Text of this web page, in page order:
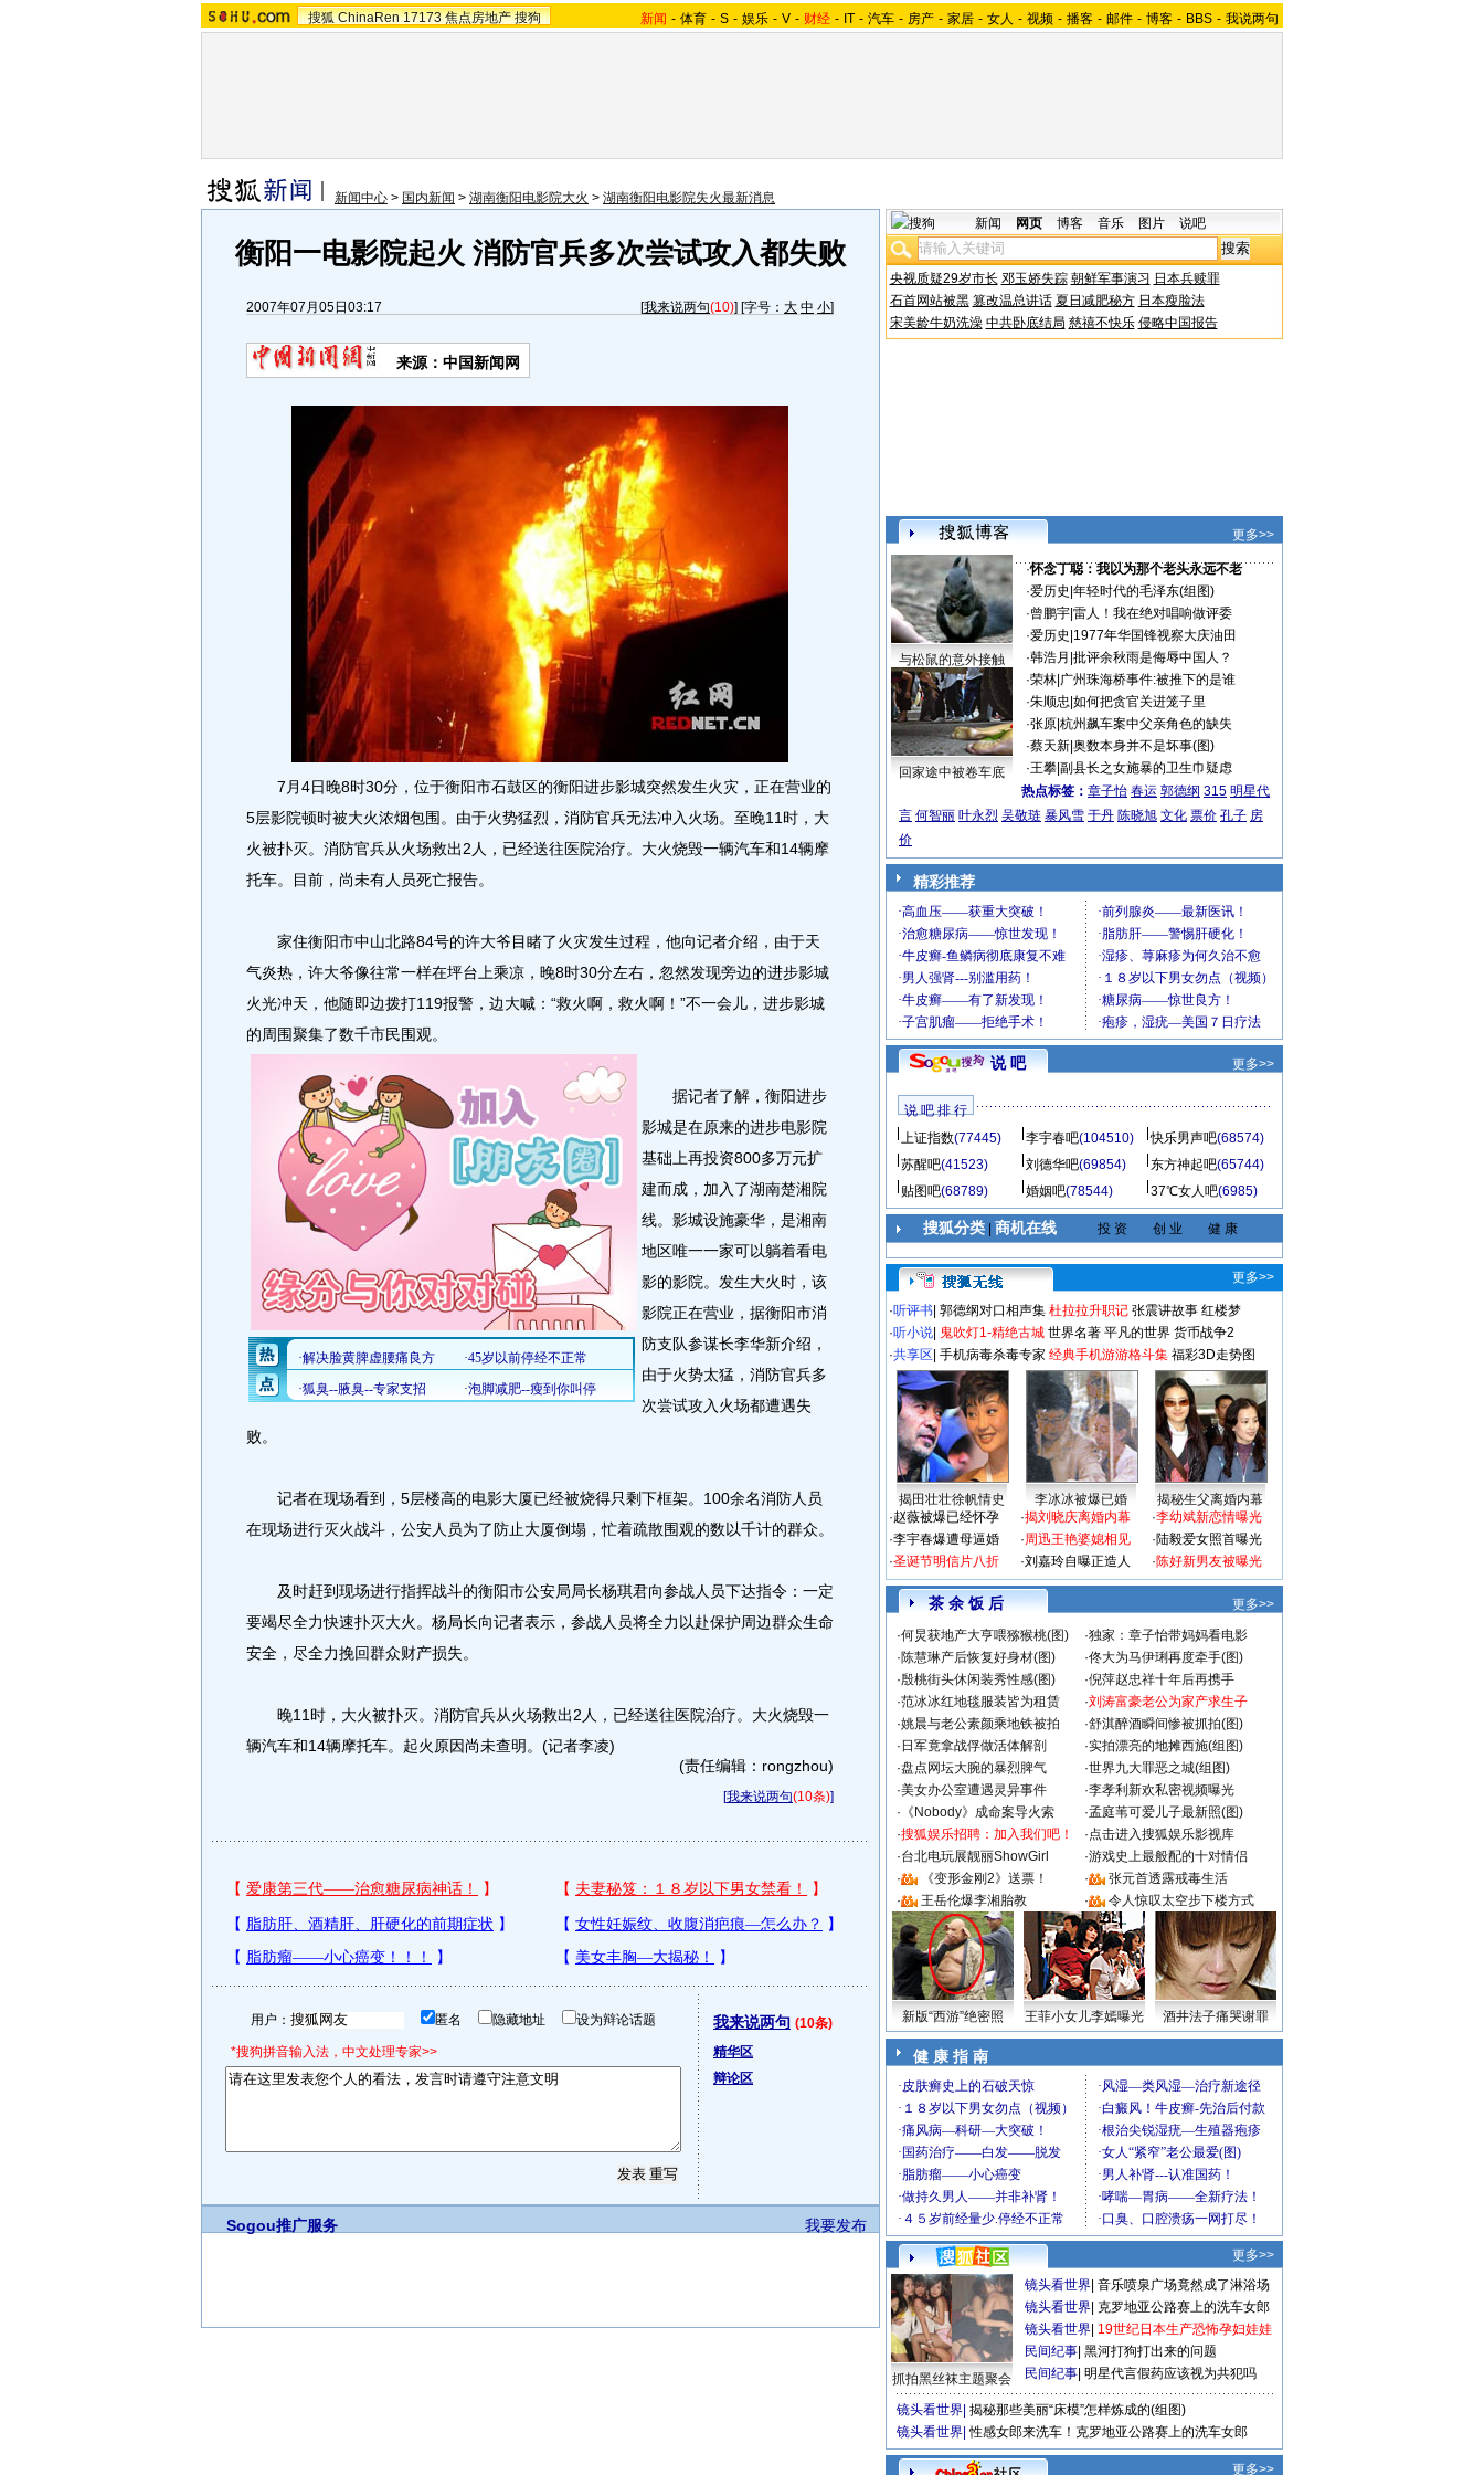
搜狐 ChinaRen 17173 焦点房地产 搜狗 新闻 - 体育 - S - 娱乐 - V - 财经 - IT - 汽车 - 房产 - 家居 - 女人 - 视频 - 播客 - 邮件 - 博客 - BBS - 我说两句
新闻中心 > 国内新闻 > 湖南衡阳电影院大火 > 湖南衡阳电影院失火最新消息
衡阳一电影院起火 消防官兵多次尝试攻入都失败
2007年07月05日03:17 [我来说两句(10)] [字号： 大 中 小]
来源：中国新闻网
7月4日晚8时30分，位于衡阳市石鼓区的衡阳进步影城突然发生火灾，正在营业的
5层影院顿时被大火浓烟包围。由于火势猛烈，消防官兵无法冲入火场。至晚11时，大
火被扑灭。消防官兵从火场救出2人，已经送往医院治疗。大火烧毁一辆汽车和14辆摩
托车。目前，尚未有人员死亡报告。
家住衡阳市中山北路84号的许大爷目睹了火灾发生过程，他向记者介绍，由于天
气炎热，许大爷像往常一样在坪台上乘凉，晚8时30分左右，忽然发现旁边的进步影城
火光冲天，他随即边拨打119报警，边大喊：“救火啊，救火啊！”不一会儿，进步影城
的周围聚集了数千市民围观。
据记者了解，衡阳进步
影城是在原来的进步电影院
基础上再投资800多万元扩
建而成，加入了湖南楚湘院
线。影城设施豪华，是湘南
地区唯一一家可以躺着看电
影的影院。发生大火时，该
影院正在营业，据衡阳市消
防支队参谋长李华新介绍，
由于火势太猛，消防官兵多
次尝试攻入火场都遭遇失
败。
记者在现场看到，5层楼高的电影大厦已经被烧得只剩下框架。100余名消防人员
在现场进行灭火战斗，公安人员为了防止大厦倒塌，忙着疏散围观的数以千计的群众。
及时赶到现场进行指挥战斗的衡阳市公安局局长杨琪君向参战人员下达指令：一定
要竭尽全力快速扑灭大火。杨局长向记者表示，参战人员将全力以赴保护周边群众生命
安全，尽全力挽回群众财产损失。
晚11时，大火被扑灭。消防官兵从火场救出2人，已经送往医院治疗。大火烧毁一
辆汽车和14辆摩托车。起火原因尚未查明。(记者李凌)
(责任编辑：rongzhou)
[我来说两句(10条)]
用户： 匿名 隐藏地址 设为辩论话题
*搜狗拼音输入法，中文处理专家>>
我来说两句 (10条)
精华区
辩论区
我要发布
Sogou推广服务
新闻 网页 博客 音乐 图片 说吧
央视质疑29岁市长 邓玉娇失踪 朝鲜军事演习 日本兵赎罪
石首网站被黑 篡改温总讲话 夏日减肥秘方 日本瘦脸法
宋美龄牛奶洗澡 中共卧底结局 慈禧不快乐 侵略中国报告
更多>>
与松鼠的意外接触
回家途中被卷车底
·怀念丁聪：我以为那个老头永远不老
·爱历史 年轻时代的毛泽东(组图)
·曾鹏宇| 雷人！我在绝对唱响做评委
·爱历史 1977年华国锋视察大庆油田
·韩浩月 批评余秋雨是侮辱中国人？
·荣林| 广州珠海桥事件:被推下的是谁
·朱顺忠 如何把贪官关进笼子里
·张原| 杭州飙车案中父亲角色的缺失
·蔡天新| 奥数本身并不是坏事(图)
·王攀| 副县长之女施暴的卫生巾疑虑
热点标签： 章子怡 春运 郭德纲 315 明星代
言 何智丽 叶永烈 吴敬琏 暴风雪 于丹 陈晓旭 文化 票价 孔子 房
价
精彩推荐
说 吧 更多>>
说 吧 排 行
上证指数(77445) 李宇春吧(104510) 快乐男声吧(68574)
苏醒吧(41523) 刘德华吧(69854) 东方神起吧(65744)
贴图吧(68789) 婚姻吧(78544) 37℃女人吧(6985)
搜狐分类| 商机在线 投 资 创 业 健 康
更多>>
·听评书 郭德纲对口相声集 杜拉拉升职记 张震讲故事 红楼梦
·听小说 鬼吹灯1-精绝古城 世界名著 平凡的世界 货币战争2
·共享区 手机病毒杀毒专家 经典手机游游格斗集 福彩3D走势图
揭田壮壮徐帆情史 李冰冰被爆已婚
揭秘生父离婚内幕
·赵薇被爆已经怀孕
·李宇春爆遭母逼婚
·圣诞节明信片八折
·揭刘晓庆离婚内幕
·周迅王艳婆媳相见
·刘嘉玲自曝正造人
·李幼斌新恋情曝光
·陆毅爱女照首曝光
·陈好新男友被曝光
茶 余 饭 后
更多>>
·何炅获地产大亨喂猕猴桃(图) ·独家：章子怡带妈妈看电影
·陈慧琳产后恢复好身材(图) ·佟大为马伊琍再度牵手(图)
·殷桃街头休闲装秀性感(图) ·倪萍赵忠祥十年后再携手
·范冰冰红地毯服装皆为租赁 ·刘涛富豪老公为家产求生子
·姚晨与老公素颜乘地铁被拍 ·舒淇醉酒瞬间惨被抓拍(图)
· 日军竟拿战俘做活体解剖 ·实拍漂亮的地摊西施(组图)
·盘点网坛大腕的暴烈脾气 ·世界九大罪恶之城(组图)
·美女办公室遭遇灵异事件 ·李孝利新欢私密视频曝光
· 《Nobody》成命案导火索 ·孟庭苇可爱儿子最新照(图)
·搜狐娱乐招聘：加入我们吧！ ·点击进入搜狐娱乐影视库
·台北电玩展靓丽ShowGirl ·游戏史上最般配的十对情侣
·
《变形金刚2》送票！ ·
张元首透露戒毒生活
·
王岳伦爆李湘胎教 · 令人惊叹太空步下楼方式
新版“西游”绝密照 王菲小女儿李嫣曝光 酒井法子痛哭谢罪
健 康 指 南
更多>>
抓拍黑丝袜主题聚会
镜头看世界 音乐喷泉广场竟然成了淋浴场
镜头看世界 克罗地亚公路赛上的洗车女郎
镜头看世界 19世纪日本生产恐怖孕妇娃娃
民间纪事 黑河打狗打出来的问题
民间纪事 明星代言假药应该视为共犯吗
镜头看世界 揭秘那些美丽“床模”怎样炼成的(组图)
镜头看世界 性感女郎来洗车！克罗地亚公路赛上的洗车女郎
更多>>